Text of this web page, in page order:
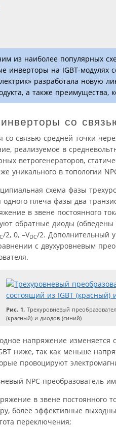
из наиболее популярных
инверторы на IGBT-
разработала новую
а также
со
со связью средней точки
реализуемое в
ветрогенераторов,
уникального в топологии
схема фазы
плеча фазы два
в звене постоянного
обратные диоды
/2, 0, –VDC/2. Дополнительный
с двухуровневым
Рис. 1. Трехуровневый
(красный) и диодов (синий)
напряжение изменяется
ниже, так как меньше
провоцируют
NPC-
в звене постоянного
более эффективные
переключения;